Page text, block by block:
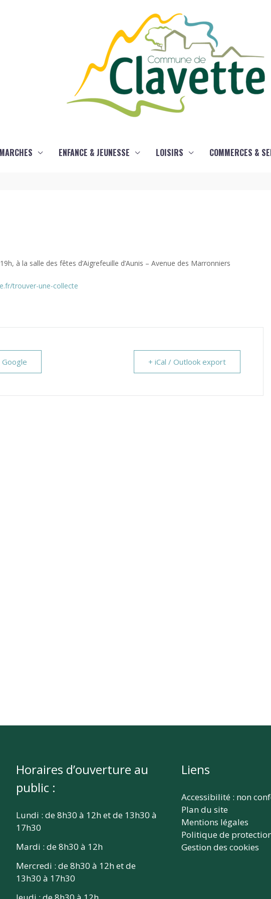
ENFANCE & JEUNESSE LOISIRS COMMERCES &
à la salle des fêtes d’Aigrefeuille d’Aunis – Avenue des Marronniers
trouver-une-collecte
+ iCal / Outlook export
Horaires d’ouverture au
public :
Lundi : de 8h30 à 12h et de 13h30 à
17h30
Mardi : de 8h30 à 12h
Mercredi : de 8h30 à 12h et de
13h30 à 17h30
Liens
Accessibilité : non
Plan du site
Mentions légales
Politique de
Gestion des cookies